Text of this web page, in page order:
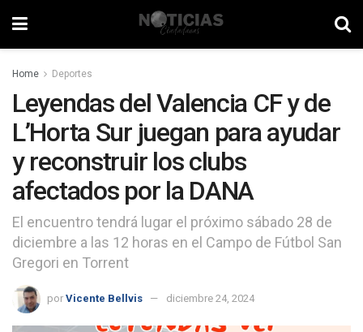
Home Deportes
Leyendas del Valencia CF y de
L’Horta Sur juegan para ayudar
y reconstruir los clubs
afectados por la DANA
El encuentro tendrá lugar el próximo sábado 28 de
diciembre a las 12 horas en el Campo de Fútbol San
Gregori en Torrent
por Vicente Bellvis diciembre 24, 2024